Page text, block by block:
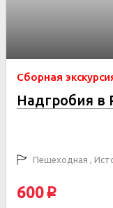
Сборная
Надгробия в
Пешеходная ,
600 p